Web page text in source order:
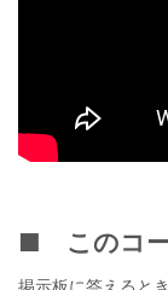
■ このコー